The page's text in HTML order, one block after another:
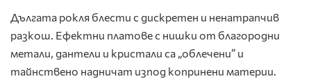
Дългата рокля блести с дискретен и ненатрапчив
разкош. Ефектни платове с нишки от благородни
метали, дантели и кристали са „облечени” и
тайнствено надничат изпод копринени материи.